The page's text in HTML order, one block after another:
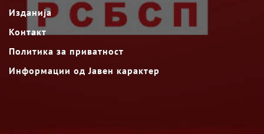
Изданија
Контакт
Политика за приватност
Информации од Јавен карактер